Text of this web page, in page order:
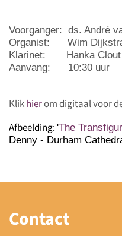
Voorganger: ds. André
Organist: Wim
Klarinet: Hanka Clout
Aanvang: 10:30 uur
Klikhierom digitaal voor
Afbeelding: 'The
Denny - Durham
Contact